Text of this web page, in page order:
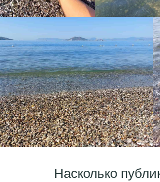
Насколько